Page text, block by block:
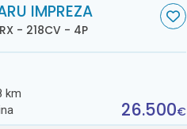
IMPREZA
- 218CV - 4P
km
26.500€